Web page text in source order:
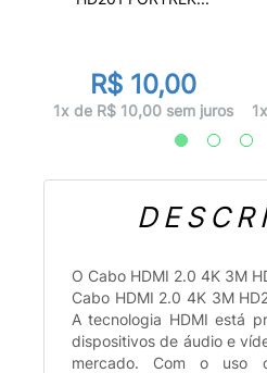
R$ 10,00
1x de R$ 10,00 sem juros
O Cabo HDMI 2.0 4K 3M
Cabo HDMI 2.0 4K 3M
A tecnologia HDMI está
dispositivos de áudio e
mercado. Com o uso